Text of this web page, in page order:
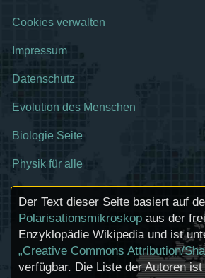
Cookies verwalten
Impressum
Datenschutz
Evolution des Menschen
Biologie Seite
Physik für alle
Der Text dieser Seite basiert auf
Polarisationsmikroskop aus der
Enzyklopädie Wikipedia und ist
„Creative Commons Attribution/
verfügbar. Die Liste der Autoren